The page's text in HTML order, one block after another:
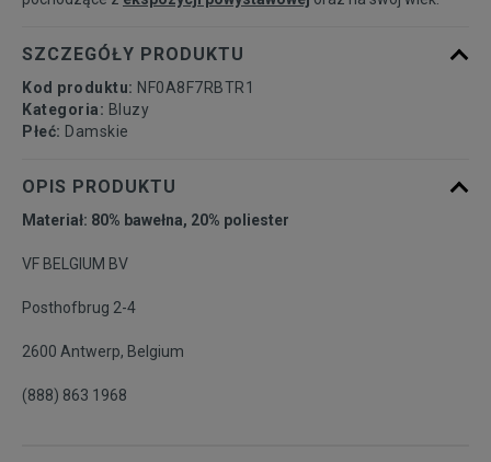
SZCZEGÓŁY PRODUKTU
Kod produktu: NF0A8F7RBTR1
Kategoria: Bluzy
Płeć: Damskie
OPIS PRODUKTU
Materiał: 80% bawełna, 20% poliester
VF BELGIUM BV
Posthofbrug 2-4
2600 Antwerp, Belgium
(888) 863 1968